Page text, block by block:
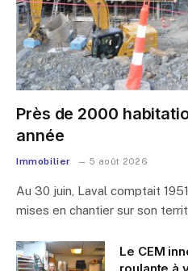
Près de 2000
année
Immobilier 5 août 2026
Au 30 juin, Laval comptait
mises en chantier sur son
Le CEM